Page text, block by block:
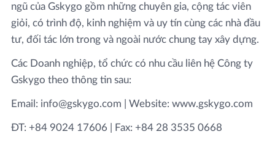
ngũ của Gskygo gồm những chuyên gia, cộng tác viên
giỏi, có trình độ, kinh nghiệm và uy tín cùng các nhà đầu
tư, đối tác lớn trong và ngoài nước chung tay xây dựng.
Các Doanh nghiệp, tổ chức có nhu cầu liên hệ Công ty
Gskygo theo thông tin sau:
Email: info@gskygo.com | Website: www.gskygo.com
ĐT: +84 9024 17606 | Fax: +84 28 3535 0668